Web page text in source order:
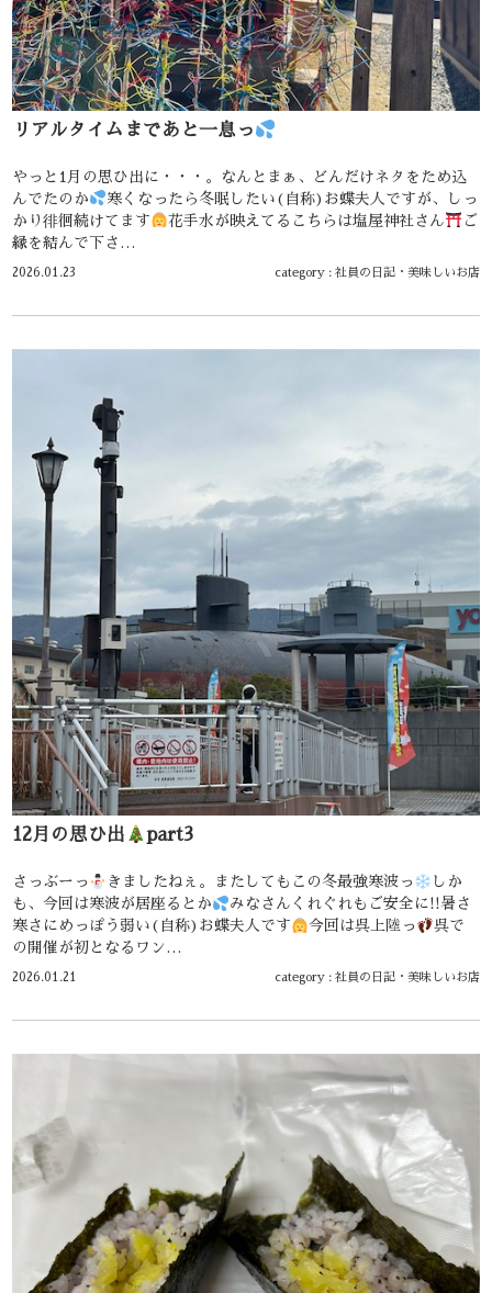
リアルタイムまであと一息っ
やっと1月の思ひ出に・・・。なんとまぁ、どんだけネタをため込
んでたのか
寒くなったら冬眠したい(自称)お蝶夫人ですが、しっ
かり徘徊続けてます
花手水が映えてるこちらは塩屋神社さん
ご
縁を結んで下さ…
2026.01.23 category : 社員の日記・ 美味しいお店
12月の思ひ出 part3
さっぶーっ きましたねぇ。またしてもこの冬最強寒波っ
しか
も、今回は寒波が居座るとか
みなさんくれぐれもご安全に!!暑さ
寒さにめっぽう弱い(自称)お蝶夫人です
今回は呉上陸っ
呉で
の開催が初となるワン…
2026.01.21 category : 社員の日記・ 美味しいお店